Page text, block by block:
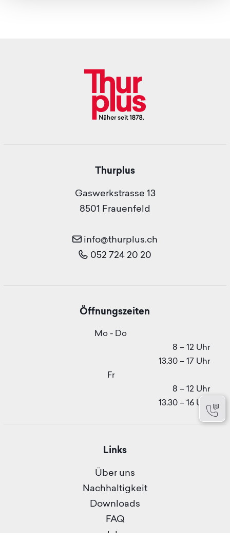
Thurplus
Gaswerkstrasse 13
8501 Frauenfeld
info@thurplus.ch
052 724 20 20
Öffnungszeiten
Mo - Do
8 – 12 Uhr
13.30 – 17 Uhr
Fr
8 – 12 Uhr
13.30 – 16 Uhr
Links
Über uns
Nachhaltigkeit
Downloads
FAQ
Jobs